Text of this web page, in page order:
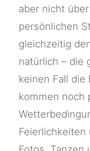
aber nicht
persönlichen
gleichzeitig
natürlich – die
keinen Fall die
kommen noch
Feierlichkeiten